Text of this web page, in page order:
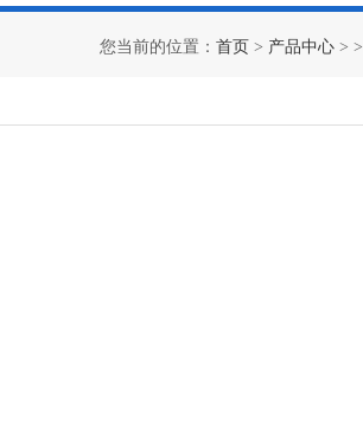
您当前的位置： 首页 > 产品中心 > >